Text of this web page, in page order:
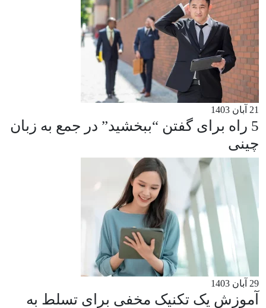
21 آبان 1403
5 راه برای گفتن “ببخشید” در جمع به زبان
چینی
29 آبان 1403
آموزش یک تکنیک مخفی برای تسلط به